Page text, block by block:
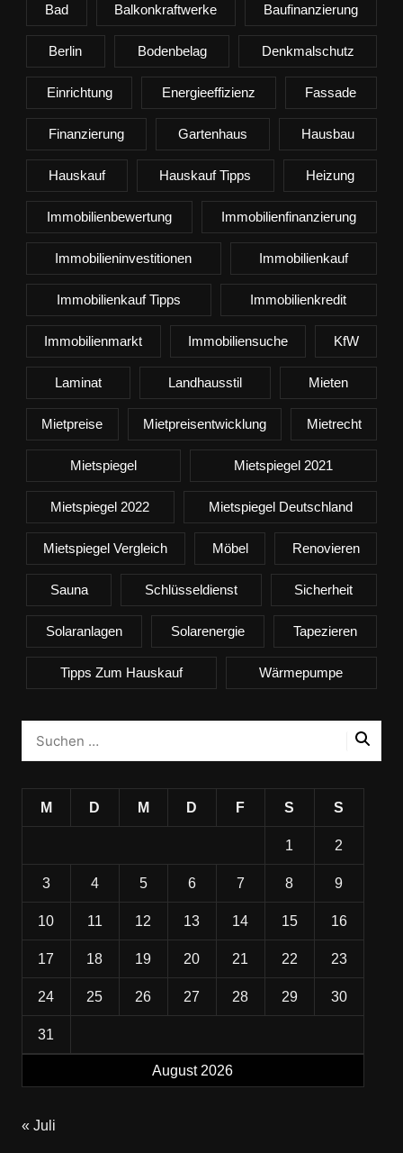
Bad Balkonkraftwerke Baufinanzierung
Berlin Bodenbelag Denkmalschutz
Einrichtung Energieeffizienz Fassade
Finanzierung Gartenhaus Hausbau
Hauskauf Hauskauf Tipps Heizung
Immobilienbewertung Immobilienfinanzierung
Immobilieninvestitionen Immobilienkauf
Immobilienkauf Tipps Immobilienkredit
Immobilienmarkt Immobiliensuche KfW
Laminat Landhausstil Mieten
Mietpreise Mietpreisentwicklung Mietrecht
Mietspiegel Mietspiegel 2021
Mietspiegel 2022 Mietspiegel Deutschland
Mietspiegel Vergleich Möbel Renovieren
Sauna Schlüsseldienst Sicherheit
Solaranlagen Solarenergie Tapezieren
Tipps Zum Hauskauf Wärmepumpe
August 2026
M D M D F S S
1 2
3 4 5 6 7 8 9
10 11 12 13 14 15 16
17 18 19 20 21 22 23
24 25 26 27 28 29 30
31
« Juli